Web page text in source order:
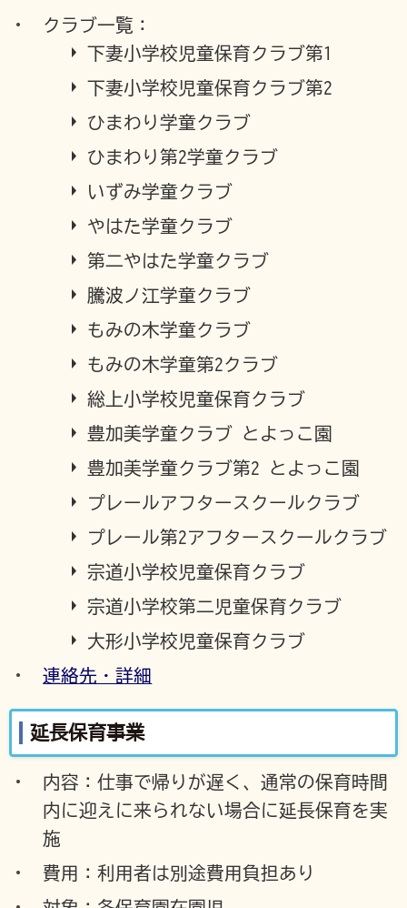
クラブ一覧：
下妻小学校児童保育クラブ第1
下妻小学校児童保育クラブ第2
ひまわり学童クラブ
ひまわり第2学童クラブ
いずみ学童クラブ
やはた学童クラブ
第二やはた学童クラブ
騰波ノ江学童クラブ
もみの木学童クラブ
もみの木学童第2クラブ
総上小学校児童保育クラブ
豊加美学童クラブ とよっこ園
豊加美学童クラブ第2 とよっこ園
プレールアフタースクールクラブ
プレール第2アフタースクールクラブ
宗道小学校児童保育クラブ
宗道小学校第二児童保育クラブ
大形小学校児童保育クラブ
連絡先・詳細
延長保育事業
内容：仕事で帰りが遅く、通常の保育時間
内に迎えに来られない場合に延長保育を実
施
費用：利用者は別途費用負担あり